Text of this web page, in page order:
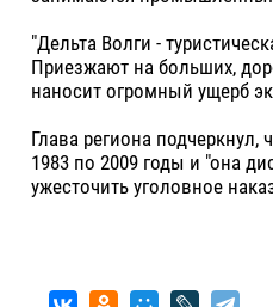
"Дельта Волги -
Приезжают на больших,
наносит огромный ущерб
Глава региона
1983 по 2009 годы и "она
ужесточить уголовное